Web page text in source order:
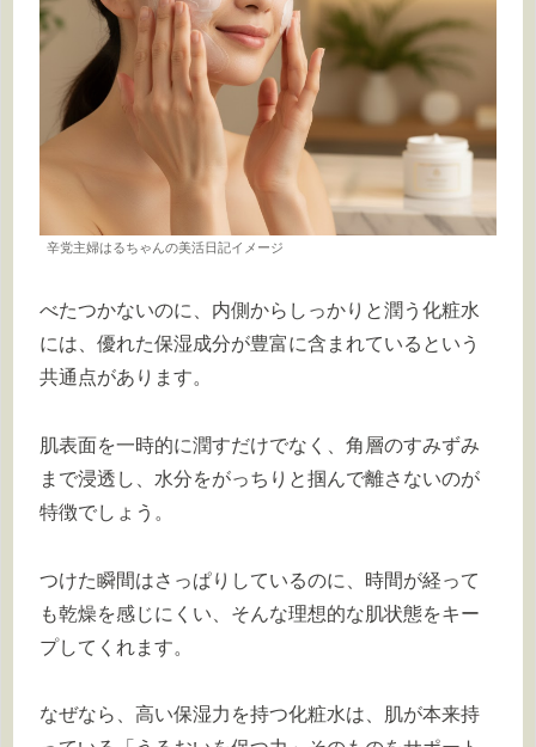
辛党主婦はるちゃんの美活日記イメージ
べたつかないのに、内側からしっかりと潤う化粧水
には、優れた保湿成分が豊富に含まれているという
共通点があります。
肌表面を一時的に潤すだけでなく、角層のすみずみ
まで浸透し、水分をがっちりと掴んで離さないのが
特徴でしょう。
つけた瞬間はさっぱりしているのに、時間が経って
も乾燥を感じにくい、そんな理想的な肌状態をキー
プしてくれます。
なぜなら、高い保湿力を持つ化粧水は、肌が本来持